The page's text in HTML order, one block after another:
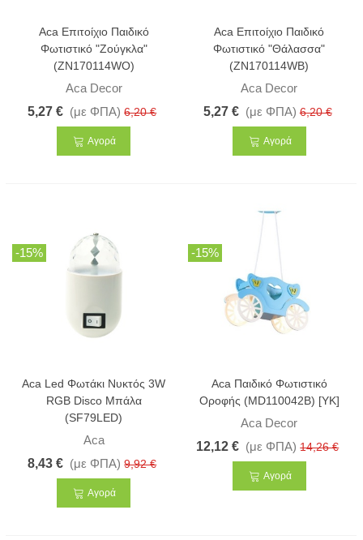
Aca Επιτοίχιο Παιδικό
Φωτιστικό "Ζούγκλα"
(ZN170114WO)
Aca Decor
5,27 € (με ΦΠΑ) 6,20 €
Αγορά
Aca Επιτοίχιο Παιδικό
Φωτιστικό "Θάλασσα"
(ZN170114WB)
Aca Decor
5,27 € (με ΦΠΑ) 6,20 €
Αγορά
-15%
Aca Led Φωτάκι Νυκτός 3W
RGB Disco Μπάλα
(SF79LED)
Aca
8,43 € (με ΦΠΑ) 9,92 €
Αγορά
-15%
Aca Παιδικό Φωτιστικό
Οροφής (MD110042B) [ΥΚ]
Aca Decor
12,12 € (με ΦΠΑ) 14,26 €
Αγορά